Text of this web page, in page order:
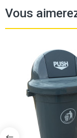
Vous